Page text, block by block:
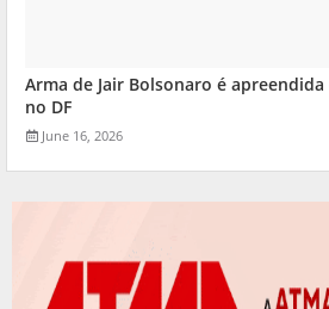
Arma de Jair Bolsonaro é
no DF
June 16, 2026